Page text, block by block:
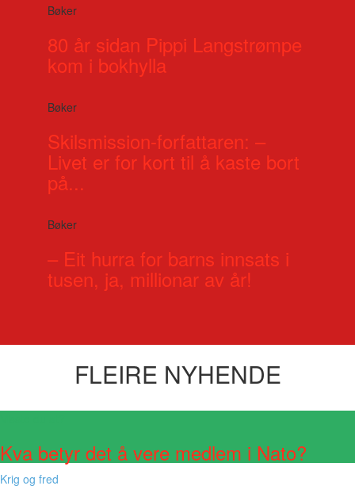
Bøker
80 år sidan Pippi Langstrømpe
kom i bokhylla
Bøker
Skilsmission-forfattaren: –
Livet er for kort til å kaste bort
på...
Bøker
– Eit hurra for barns innsats i
tusen, ja, millionar av år!
FLEIRE NYHENDE
Kva betyr det å vere medlem i Nato?
Krig og fred